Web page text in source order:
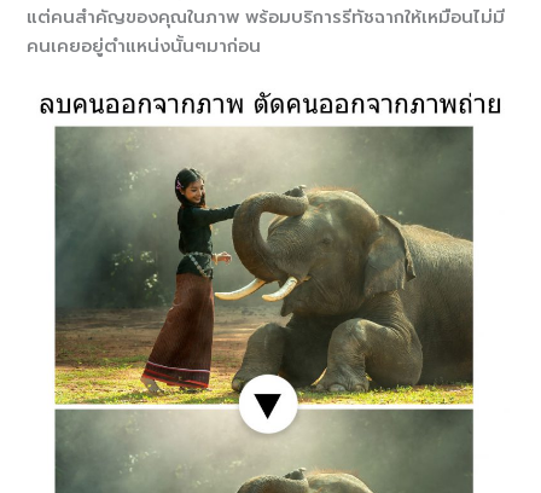
แต่คนสำคัญของคุณในภาพ พร้อมบริการรีทัชฉากให้เหมือนไม่มี
คนเคยอยู่ตำแหน่งนั้นๆมาก่อน